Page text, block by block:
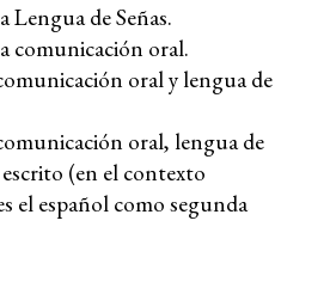
Lengua de Señas.
comunicación oral.
oral y lengua de
oral, lengua de
(en el contexto
el español como segunda